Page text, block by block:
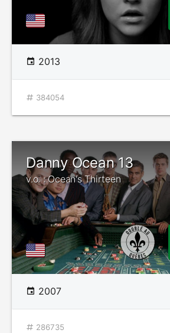
2013
384054
Danny Ocean 13
v.o. : Ocean's Thirteen
2007
286735